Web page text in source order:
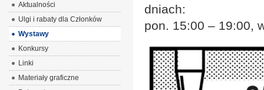
dniach:
pon. 15:00 – 19:00,
Aktualności
Ulgi i rabaty dla Członków
Wystawy
Konkursy
Linki
Materiały graficzne